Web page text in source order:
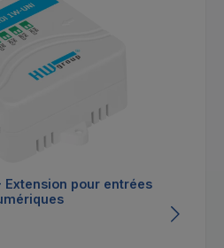
Extension pour entrées